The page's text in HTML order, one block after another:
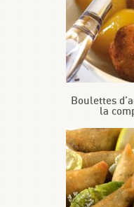
Boulettes
la